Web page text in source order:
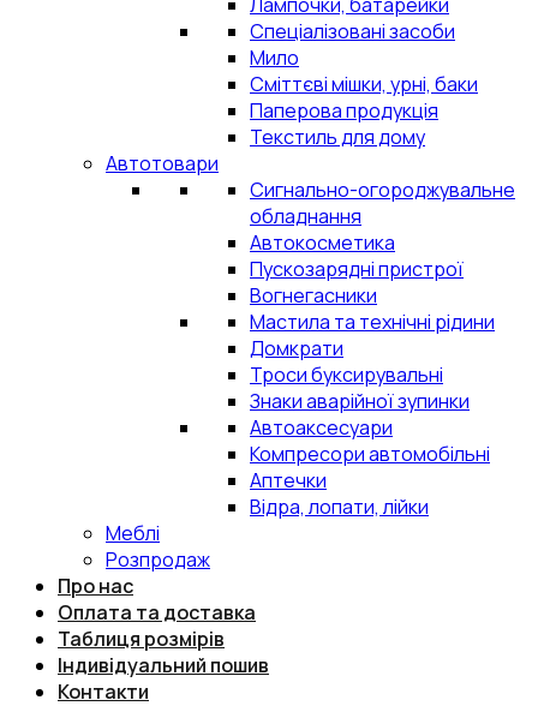
Спеціалізовані засоби
Мило
Сміттєві мішки, урні, баки
Паперова продукція
Текстиль для дому
Автотовари
Сигнально-огороджувальне
обладнання
Автокосметика
Пускозарядні пристрої
Вогнегасники
Мастила та технічні рідини
Домкрати
Троси буксирувальні
Знаки аварійної зупинки
Автоаксесуари
Компресори автомобільні
Аптечки
Відра, лопати, лійки
Меблі
Розпродаж
Про нас
Оплата та доставка
Таблиця розмірів
Індивідуальний пошив
Контакти